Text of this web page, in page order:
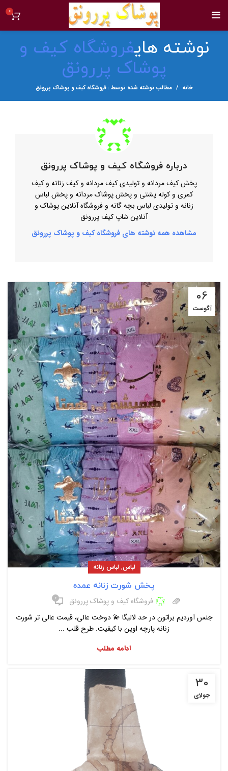
0
نوشته هایفروشگاه کیف و
پوشاک پررونق
خانه مطالب نوشته شده توسط : فروشگاه کیف و پوشاک پررونق
درباره فروشگاه کیف و پوشاک پررونق
پخش کیف مردانه و تولیدی کیف مردانه و کیف زنانه و کیف
کمری و کوله پشتی و پخش پوشاک مردانه و پخش لباس
زنانه و تولیدی لباس بچه گانه و فروشگاه آنلاین پوشاک و
آنلاین شاپ کیف پررونق
مشاهده همه نوشته های فروشگاه کیف و پوشاک پررونق
06
آگوست
لباس, لباس زنانه
پخش شورت زنانه عمده
فروشگاه کیف و پوشاک پررونق ۰
جنس آوردیم براتون در حد لالیگا 💫 دوخت عالی، قیمت عالی تر شورت
زنانه پارچه اوپن با کیفیت. طرح قلب ...
ادامه مطلب
30
جولای